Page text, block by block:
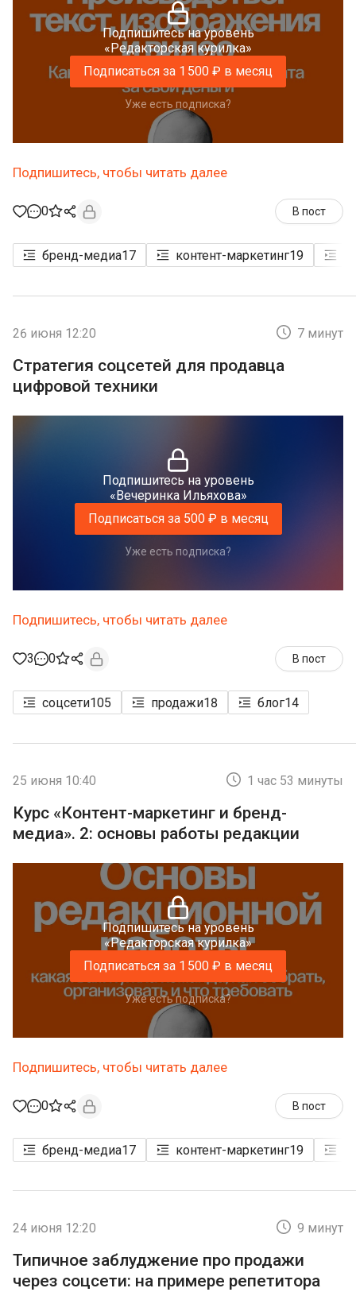
Подпишитесь на уровень
«Редакторская курилка»
Подписаться за 1 500 ₽ в месяц
Уже есть подписка?
Подпишитесь, чтобы читать далее
0 В пост
бренд-медиа17 контент-маркетинг19
26 июня 12:20 7 минут
Стратегия соцсетей для продавца
цифровой техники
Подпишитесь на уровень
«Вечеринка Ильяхова»
Подписаться за 500 ₽ в месяц
Уже есть подписка?
Подпишитесь, чтобы читать далее
3 0 В пост
соцсети105 продажи18 блог14
25 июня 10:40 1 час 53 минуты
Курс «Контент-маркетинг и бренд-
медиа». 2: основы работы редакции
Подпишитесь на уровень
«Редакторская курилка»
Подписаться за 1 500 ₽ в месяц
Уже есть подписка?
Подпишитесь, чтобы читать далее
0 В пост
бренд-медиа17 контент-маркетинг19
24 июня 12:20 9 минут
Типичное заблуджение про продажи
через соцсети: на примере репетитора